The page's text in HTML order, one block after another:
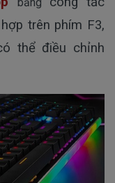
bằng
trên phím F3,
thể điều chỉnh